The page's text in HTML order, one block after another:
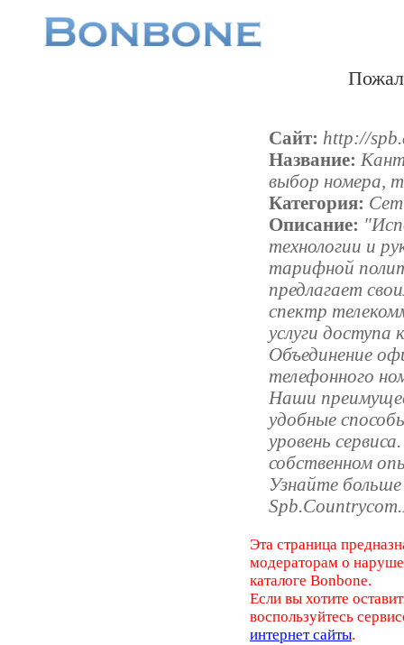
Сайт: http://
Название:
выбор номера,
Категория:
Описание:
технологии и
тарифной
предлагает
спектр
услуги
Объединение
телефонного
Наши
удобные
уровень
собственном
Узнайте
Эта страница
модераторам о
каталоге Bonbone.
Если вы хотите
воспользуйтесь
интернет сайты.